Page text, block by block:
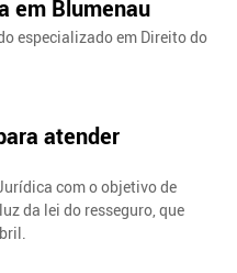
em Blumenau
especializado em Direito do
atender
com o objetivo de
da lei do resseguro, que